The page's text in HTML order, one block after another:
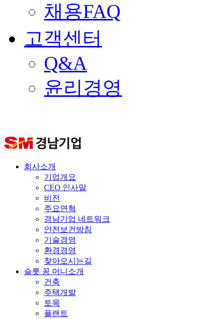
채용FAQ
고객센터
Q&A
윤리경영
회사소개
기업개요
CEO 인사말
비전
주요연혁
경남기업 네트워크
안전보건방침
기술경영
환경경영
찾아오시는길
슬롯 꽁 머니소개
건축
주택개발
토목
플랜트